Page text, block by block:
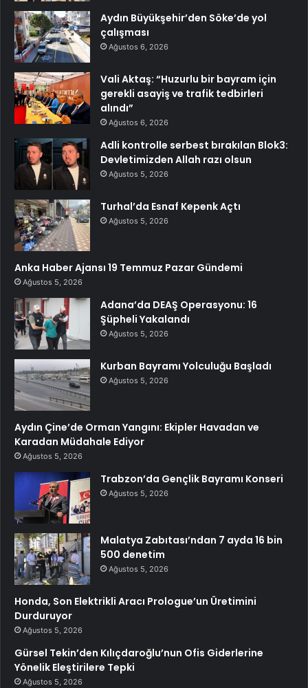
Aydın Büyükşehir’den Söke’de yol
çalışması
Ağustos 6, 2026
Vali Aktaş: “Huzurlu bir bayram için
gerekli asayiş ve trafik tedbirleri
alındı”
Ağustos 6, 2026
Adli kontrolle serbest bırakılan Blok3:
Devletimizden Allah razı olsun
Ağustos 5, 2026
Turhal’da Esnaf Kepenk Açtı
Ağustos 5, 2026
Anka Haber Ajansı 19 Temmuz Pazar Gündemi
Ağustos 5, 2026
Adana’da DEAŞ Operasyonu: 16
Şüpheli Yakalandı
Ağustos 5, 2026
Kurban Bayramı Yolculuğu Başladı
Ağustos 5, 2026
Aydın Çine’de Orman Yangını: Ekipler Havadan ve
Karadan Müdahale Ediyor
Ağustos 5, 2026
Trabzon’da Gençlik Bayramı Konseri
Ağustos 5, 2026
Malatya Zabıtası’ndan 7 ayda 16 bin
500 denetim
Ağustos 5, 2026
Honda, Son Elektrikli Aracı Prologue’un Üretimini
Durduruyor
Ağustos 5, 2026
Gürsel Tekin’den Kılıçdaroğlu’nun Ofis Giderlerine
Yönelik Eleştirilere Tepki
Ağustos 5, 2026